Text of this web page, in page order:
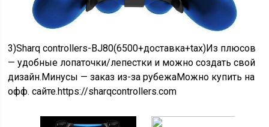
3)Sharq controllers-ВЈ80(6500+доставка+tax)Из плюсов
— удобные лопаточки/лепестки и можно создать свой
дизайн.Минусы — заказ из-за рубежаМожно купить на
офф. сайте.https://sharqcontrollers.com